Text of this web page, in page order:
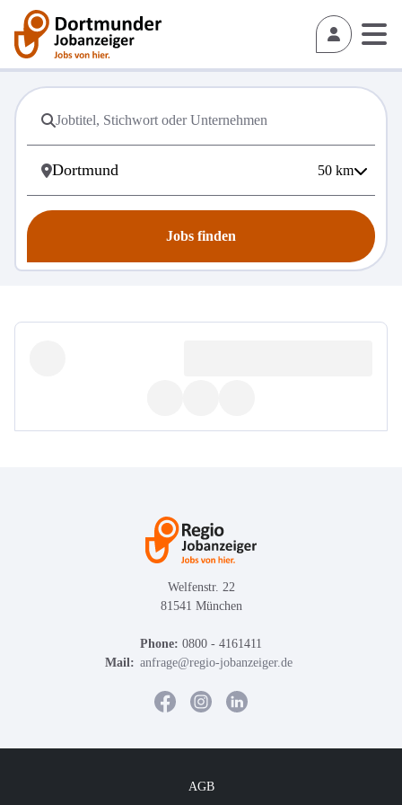
50 km
Jobs finden
Welfenstr. 22
81541 München
Phone: 0800 - 4161411
Mail: anfrage@regio-jobanzeiger.de
AGB